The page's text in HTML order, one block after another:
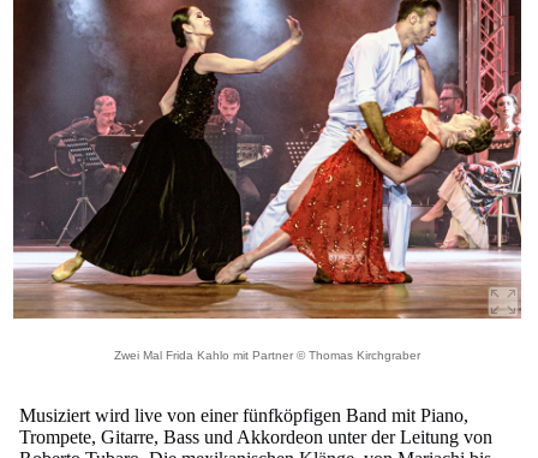
Zwei Mal Frida Kahlo mit Partner © Thomas Kirchgraber
Musiziert wird live von einer fünfköpfigen Band mit Piano,
Trompete, Gitarre, Bass und Akkordeon unter der Leitung von